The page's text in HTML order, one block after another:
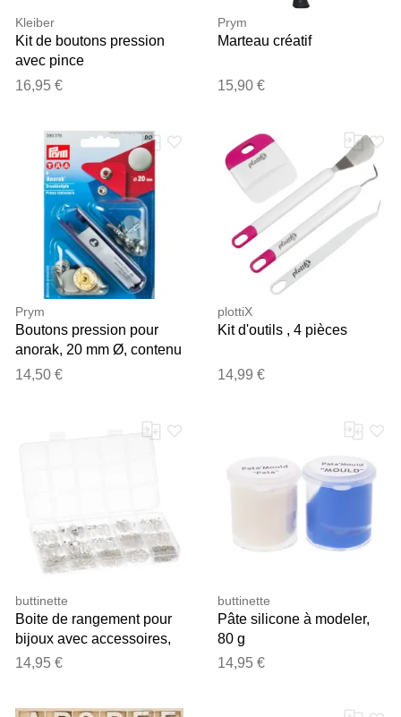
Kleiber
Kit de boutons pression
avec pince
16,95 €
Prym
Marteau créatif
15,90 €
Prym
Boutons pression pour
anorak, 20 mm Ø, contenu
: 6 pièces
14,50 €
plottiX
Kit d'outils , 4 pièces
14,99 €
buttinette
Boite de rangement pour
bijoux avec accessoires,
argent
14,95 €
buttinette
Pâte silicone à modeler,
80 g
14,95 €
Merci pour votre avis
examiner vos commentaires